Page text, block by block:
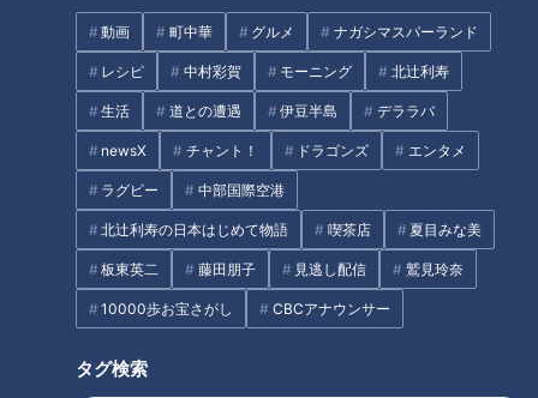
動画 町中華 グルメ ナガシマスパーランド
レシピ 中村彩賀 モーニング 北辻利寿
生活 道との遭遇 伊豆半島 デララバ
newsX チャント！ ドラゴンズ エンタメ
ラグビー 中部国際空港
北辻利寿の日本はじめて物語 喫茶店 夏目みな美
板東英二 藤田朋子 見逃し配信 鷲見玲奈
10000歩お宝さがし CBCアナウンサー
タグ検索
ら？名捕手・中村武志はこのリ
ード
3/4(水)のドラ魂キングは… 3/3(火)のドラ魂キングは…
サウナはキツイ…そんな人に
「酵素風呂」をおススメする理